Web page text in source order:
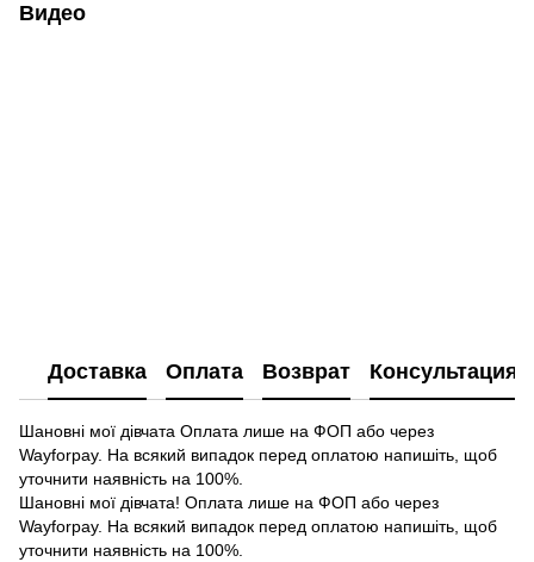
Видео
Доставка Оплата Возврат Консультация
Шановні мої дівчата Оплата лише на ФОП або через
Wayforpay. На всякий випадок перед оплатою напишіть, щоб
уточнити наявність на 100%.
Шановні мої дівчата! Оплата лише на ФОП або через
Wayforpay. На всякий випадок перед оплатою напишіть, щоб
уточнити наявність на 100%.